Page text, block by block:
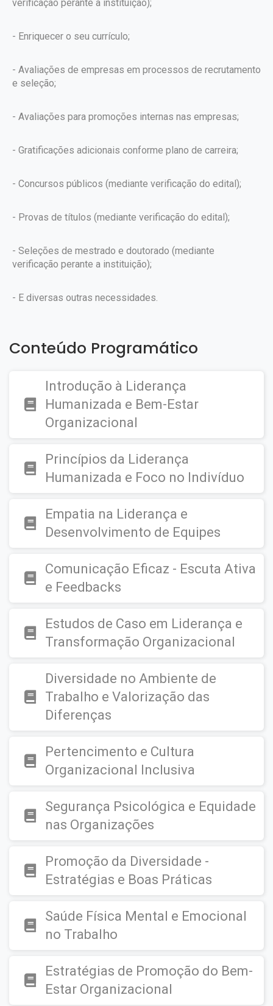
verificação perante a instituição);
- Enriquecer o seu currículo;
- Avaliações de empresas em processos de recrutamento
e seleção;
- Avaliações para promoções internas nas empresas;
- Gratificações adicionais conforme plano de carreira;
- Concursos públicos (mediante verificação do edital);
- Provas de títulos (mediante verificação do edital);
- Seleções de mestrado e doutorado (mediante
verificação perante a instituição);
- E diversas outras necessidades.
Conteúdo Programático
Introdução à Liderança
Humanizada e Bem-Estar
Organizacional
Princípios da Liderança
Humanizada e Foco no Indivíduo
Empatia na Liderança e
Desenvolvimento de Equipes
Comunicação Eficaz - Escuta Ativa
e Feedbacks
Estudos de Caso em Liderança e
Transformação Organizacional
Diversidade no Ambiente de
Trabalho e Valorização das
Diferenças
Pertencimento e Cultura
Organizacional Inclusiva
Segurança Psicológica e Equidade
nas Organizações
Promoção da Diversidade -
Estratégias e Boas Práticas
Saúde Física Mental e Emocional
no Trabalho
Estratégias de Promoção do Bem-
Estar Organizacional